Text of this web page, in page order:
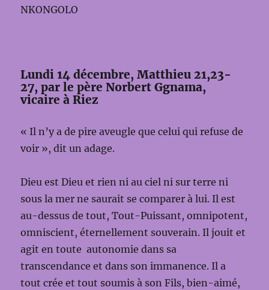
NKONGOLO
Lundi 14 décembre, Matthieu 21,23-
27, par le père Norbert Ggnama,
vicaire à Riez
« Il n’y a de pire aveugle que celui qui refuse de
voir », dit un adage.
Dieu est Dieu et rien ni au ciel ni sur terre ni
sous la mer ne saurait se comparer à lui. Il est
au-dessus de tout, Tout-Puissant, omnipotent,
omniscient, éternellement souverain. Il jouit et
agit en toute autonomie dans sa
transcendance et dans son immanence. Il a
tout crée et tout soumis à son Fils, bien-aimé,